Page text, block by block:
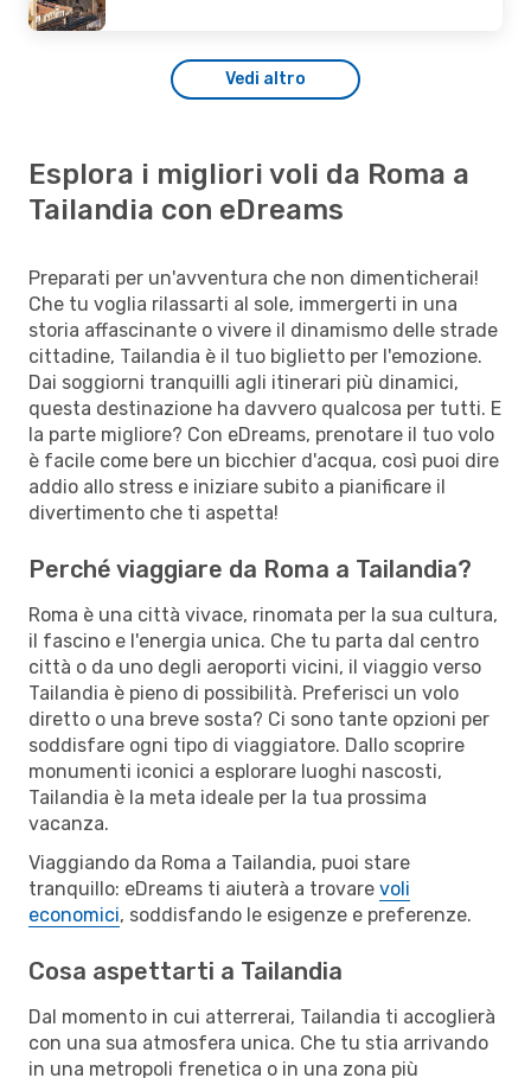
Vedi altro
Esplora i migliori voli da Roma a
Tailandia con eDreams
Preparati per un'avventura che non dimenticherai!
Che tu voglia rilassarti al sole, immergerti in una
storia affascinante o vivere il dinamismo delle strade
cittadine, Tailandia è il tuo biglietto per l'emozione.
Dai soggiorni tranquilli agli itinerari più dinamici,
questa destinazione ha davvero qualcosa per tutti. E
la parte migliore? Con eDreams, prenotare il tuo volo
è facile come bere un bicchier d'acqua, così puoi dire
addio allo stress e iniziare subito a pianificare il
divertimento che ti aspetta!
Perché viaggiare da Roma a Tailandia?
Roma è una città vivace, rinomata per la sua cultura,
il fascino e l'energia unica. Che tu parta dal centro
città o da uno degli aeroporti vicini, il viaggio verso
Tailandia è pieno di possibilità. Preferisci un volo
diretto o una breve sosta? Ci sono tante opzioni per
soddisfare ogni tipo di viaggiatore. Dallo scoprire
monumenti iconici a esplorare luoghi nascosti,
Tailandia è la meta ideale per la tua prossima
vacanza.
Viaggiando da Roma a Tailandia, puoi stare
tranquillo: eDreams ti aiuterà a trovare voli
economici, soddisfando le esigenze e preferenze.
Cosa aspettarti a Tailandia
Dal momento in cui atterrerai, Tailandia ti accoglierà
con una sua atmosfera unica. Che tu stia arrivando
in una metropoli frenetica o in una zona più